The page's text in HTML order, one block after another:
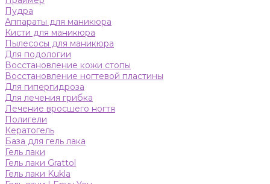
Пудра
Аппараты для маникюра
Кисти для маникюра
Пылесосы для маникюра
Для подологии
Восстановление кожи стопы
Восстановление ногтевой пластины
Для гипергидроза
Для лечения грибка
Лечение вросшего ногтя
Полигели
Кератогель
База для гель лака
Гель лаки
Гель лаки Grattol
Гель лаки Kukla